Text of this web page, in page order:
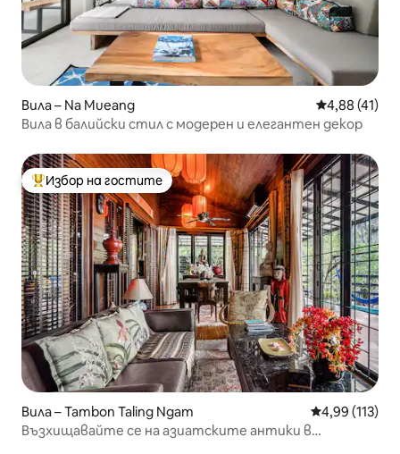
Вила – Na Mueang Средна
4,88 (41)
Вила в балийски стил с модерен и елегантен декор
Най-популярен избор на гостите
Избор на гостите
Вила – Tambon Taling Ngam Средна
4,99 (113)
Възхищавайте се на азиатските антики в